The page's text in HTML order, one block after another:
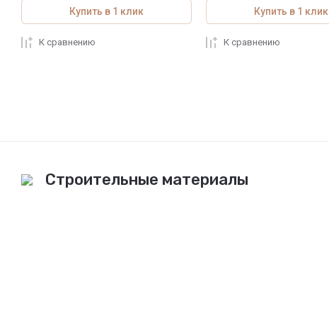
Купить в 1 клик
К сравнению
Купить в 1 клик
К сравнению
Строительные материалы